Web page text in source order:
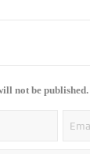
not be published.